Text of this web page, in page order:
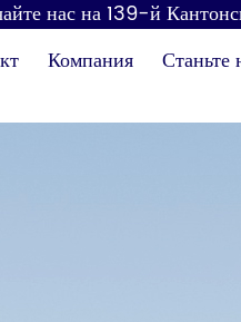
нас на 139-й
Компания